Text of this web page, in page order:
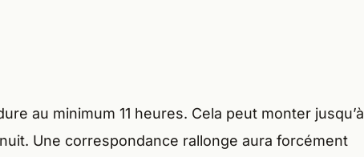
au minimum 11 heures. Cela peut monter jusqu’à
Une correspondance rallonge aura forcément